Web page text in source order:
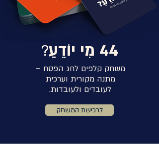
44 מִי יוֹדֵעַ ?
משחק קלפים לחג הפסח –
מתנה מקורית וערכית
לעובדים ולעובדות.
לרכישת המשחק